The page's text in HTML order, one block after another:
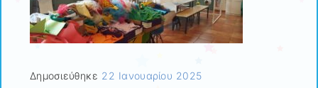
Δημοσιεύθηκε 22 Ιανουαρίου 2025